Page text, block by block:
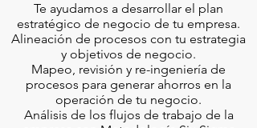
Te ayudamos a desarrollar el plan
estratégico de negocio de tu empresa.
Alineación de procesos con tu estrategia
y objetivos de negocio.
Mapeo, revisión y re-ingeniería de
procesos para generar ahorros en la
operación de tu negocio.
Análisis de los flujos de trabajo de la